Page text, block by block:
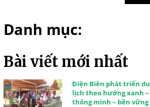
Danh mục:
Bài viết mới nhất
Điện Biên phát triển du
lịch theo hướng xanh –
thông minh – bền vững